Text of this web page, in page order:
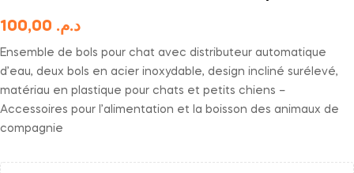
د.م.
Ensemble de bols pour chat avec distributeur automatique
d’eau, deux bols en acier inoxydable, design incliné surélevé,
matériau en plastique pour chats et petits chiens –
Accessoires pour l’alimentation et la boisson des animaux de
compagnie